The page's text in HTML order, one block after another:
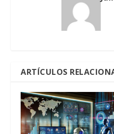
ARTÍCULOS